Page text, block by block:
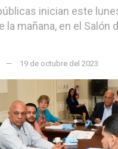
inician este
la mañana, en el Salón
19 de octubre del 2023